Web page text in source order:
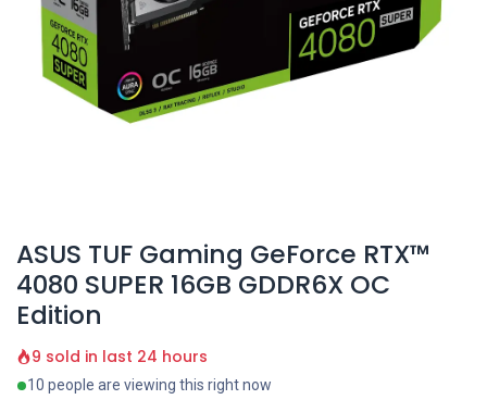
ASUS TUF Gaming GeForce RTX™
4080 SUPER 16GB GDDR6X OC
Edition
9 sold in last 24 hours
10 people are viewing this right now